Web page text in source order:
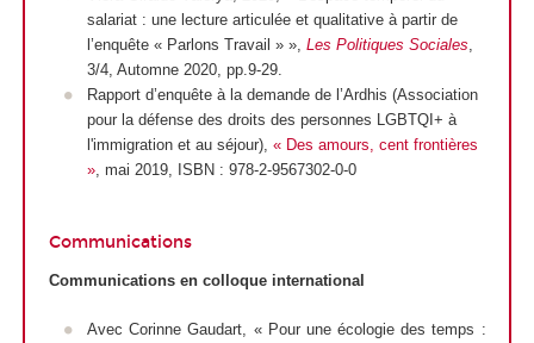
salariat : une lecture articulée et qualitative à partir de
l’enquête « Parlons Travail » », Les Politiques Sociales
3/4, Automne 2020, pp.9-29.
Rapport d’enquête à la demande de l’Ardhis (Association
pour la défense des droits des personnes LGBTQI+ à
l'immigration et au séjour), « Des amours, cent frontières
» , mai 2019, ISBN : 978-2-9567302-0-0
Communications
Communications en colloque international
Avec Corinne Gaudart, « Pour une écologie des temps :